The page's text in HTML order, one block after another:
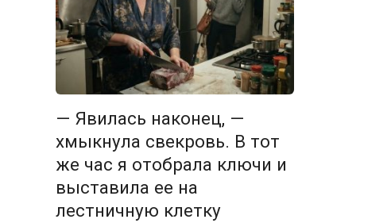
— Явилась наконец, —
хмыкнула свекровь. В тот
же час я отобрала ключи и
выставила ее на
лестничную клетку